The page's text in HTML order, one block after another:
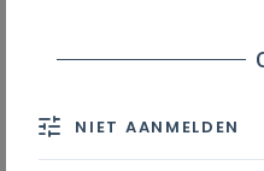
Bouwknoop:
dorpel.
NIET AANMELDEN